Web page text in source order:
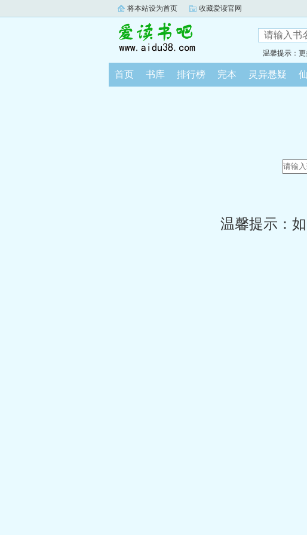
将本站设为首页 收藏爱读官网
温馨提示：
首页 书库 排行榜 完本 灵异悬疑
温馨提示：